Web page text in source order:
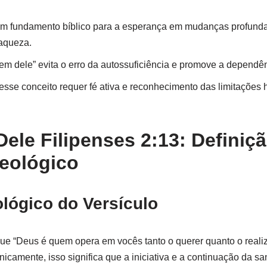
fundamento bíblico para a esperança em mudanças
dele” evita o erro da autossuficiência e promove a
conceito requer fé ativa e reconhecimento das limitações
Filipenses 2:13:
do Versículo
“Deus é quem opera em vocês tanto o querer quanto o
isso significa que a iniciativa e a continuação da